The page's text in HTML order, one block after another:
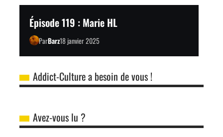
Épisode 119 : Marie HL
ParBarz18 janvier 2025
Addict-Culture a besoin de vous !
Avez-vous lu ?